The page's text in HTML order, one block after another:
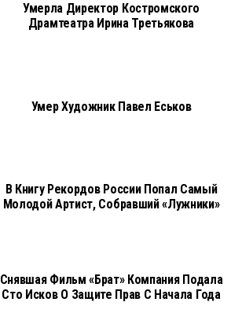
Умерла Директор Костромского
Драмтеатра Ирина Третьякова
Умер Художник Павел Еськов
В Книгу Рекордов России Попал Самый
Молодой Артист, Собравший «Лужники»
Снявшая Фильм «Брат» Компания Подала
Сто Исков О Защите Прав С Начала Года